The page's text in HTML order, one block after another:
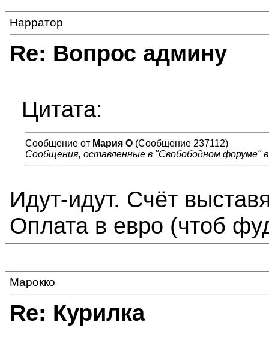
Нарратор
Re: Вопрос админу
Цитата:
Сообщение от Мария О (Сообщение 237112)
Сообщения, оставленные в "Свобободном форуме"
Идут-идут. Счёт
Оплата в евро (чтоб
Марокко
Re: Курилка